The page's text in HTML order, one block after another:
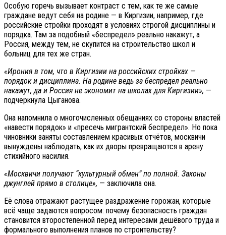
Особую горечь вызывает контраст с тем, как те же самые
граждане ведут себя на родине — в Киргизии, например, где
российские стройки проходят в условиях строгой дисциплины и
порядка. Там за подобный «беспредел» реально накажут, а
Россия, между тем, не скупится на строительство школ и
больниц для тех же стран.
«Ирония в том, что в Киргизии на российских стройках —
порядок и дисциплина. На родине ведь за беспредел реально
накажут, да и Россия не экономит на школах для Киргизии», —
подчеркнула Цыганова.
Она напомнила о многочисленных обещаниях со стороны властей
«навести порядок» и «пресечь мигрантский беспредел». Но пока
чиновники заняты составлением красивых отчётов, москвичи
вынуждены наблюдать, как их дворы превращаются в арену
стихийного насилия.
«Москвичи получают “культурный обмен” по полной. Законы
джунглей прямо в столице», — заключила она.
Её слова отражают растущее раздражение горожан, которые
всё чаще задаются вопросом: почему безопасность граждан
становится второстепенной перед интересами дешёвого труда и
формального выполнения планов по строительству?